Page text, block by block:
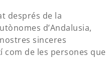
després de la
d’Andalusia,
sinceres
com de les persones que